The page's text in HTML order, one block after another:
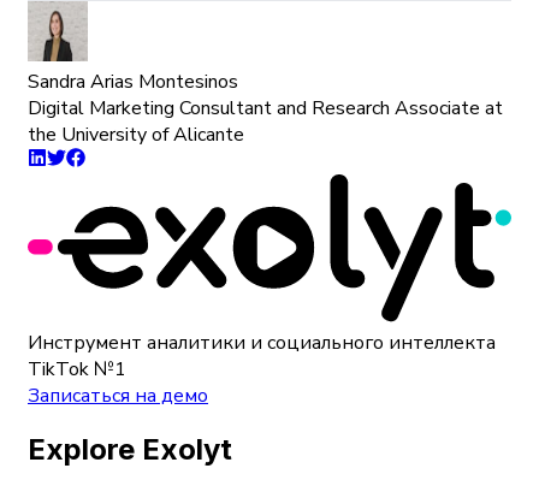
Sandra Arias Montesinos
Digital Marketing Consultant and Research Associate at
the University of Alicante
Инструмент аналитики и социального интеллекта
TikTok №1
Записаться на демо
Explore Exolyt